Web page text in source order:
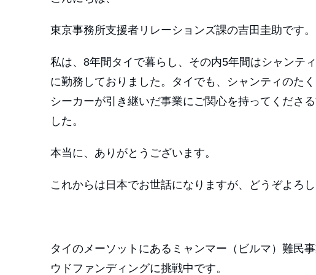
東京事務所支援者リレーションズ課の吉田圭助です。
私は、8年間タイで暮らし、その内5年間はシャンテ
に勤務しておりました。タイでも、シャンティのた
シーカーが引き継いだ事業にご関心を持ってくださ
した。
本当に、ありがとうございます。
これからは日本でお世話になりますが、どうぞよろし
タイのメーソットにあるミャンマー（ビルマ）難民
ウドファンディングに挑戦中です。